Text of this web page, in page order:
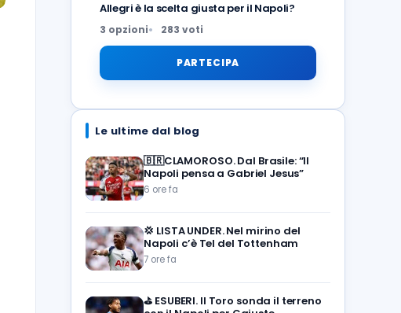
Allegri è la scelta giusta per il Napoli?
3 opzioni 283 voti
PARTECIPA
Le ultime dal blog
🇧🇷CLAMOROSO. Dal Brasile: “Il
Napoli pensa a Gabriel Jesus”
6 ore fa
💢 LISTA UNDER. Nel mirino del
Napoli c’è Tel del Tottenham
7 ore fa
⛳ ESUBERI. Il Toro sonda il terreno